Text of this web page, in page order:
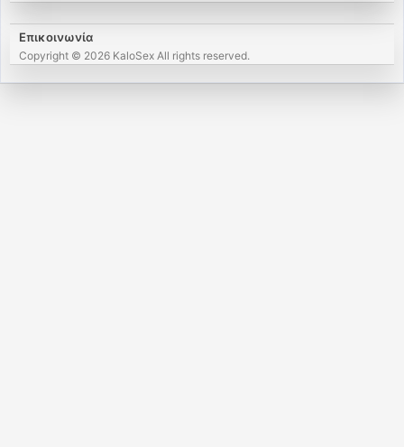
Επικοινωνία
Copyright © 2026 KaloSex All rights reserved.